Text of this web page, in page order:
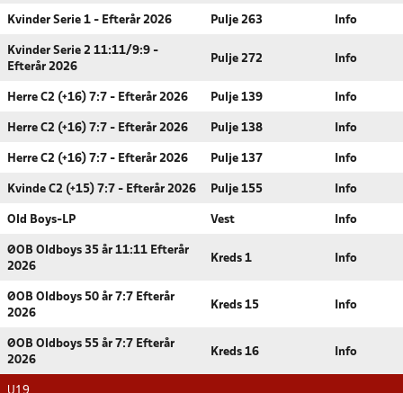
Kvinder Serie 1 - Efterår 2026 Pulje 263 Info
Kvinder Serie 2 11:11/9:9 -
Efterår 2026
Pulje 272 Info
Herre C2 (+16) 7:7 - Efterår 2026 Pulje 139 Info
Herre C2 (+16) 7:7 - Efterår 2026 Pulje 138 Info
Herre C2 (+16) 7:7 - Efterår 2026 Pulje 137 Info
Kvinde C2 (+15) 7:7 - Efterår 2026 Pulje 155 Info
Old Boys-LP Vest Info
ØOB Oldboys 35 år 11:11 Efterår
2026
Kreds 1 Info
ØOB Oldboys 50 år 7:7 Efterår
2026
Kreds 15 Info
ØOB Oldboys 55 år 7:7 Efterår
2026
Kreds 16 Info